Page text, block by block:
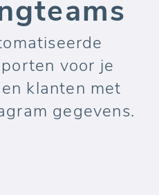
voor je
klanten met
gegevens.